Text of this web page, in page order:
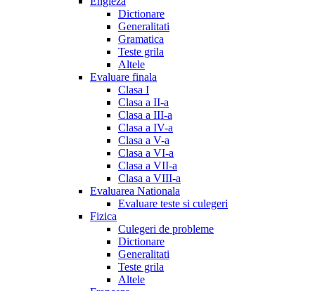
Dictionare
Generalitati
Gramatica
Teste grila
Altele
Evaluare finala
Clasa I
Clasa a II-a
Clasa a III-a
Clasa a IV-a
Clasa a V-a
Clasa a VI-a
Clasa a VII-a
Clasa a VIII-a
Evaluarea Nationala
Evaluare teste si culegeri
Fizica
Culegeri de probleme
Dictionare
Generalitati
Teste grila
Altele